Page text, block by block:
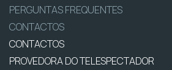
PERGUNTAS FREQUENTES
CONTACTOS
CONTACTOS
PROVEDORA DO TELESPECTADOR